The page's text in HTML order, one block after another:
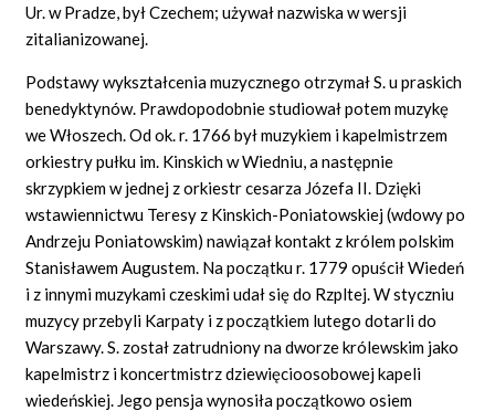
DYSKUSJA
Mapa
Ur. w Pradze, był Czechem; używał nazwiska w wersji
zitalianizowanej.
Podstawy wykształcenia muzycznego otrzymał S. u praskich
benedyktynów. Prawdopodobnie studiował potem muzykę
we Włoszech. Od ok. r. 1766 był muzykiem i kapelmistrzem
orkiestry pułku im. Kinskich w Wiedniu, a następnie
skrzypkiem w jednej z orkiestr cesarza Józefa II. Dzięki
wstawiennictwu Teresy z Kinskich-Poniatowskiej (wdowy po
Andrzeju Poniatowskim) nawiązał kontakt z królem polskim
Stanisławem Augustem. Na początku r. 1779 opuścił Wiedeń
i z innymi muzykami czeskimi udał się do Rzpltej. W styczniu
muzycy przebyli Karpaty i z początkiem lutego dotarli do
Warszawy. S. został zatrudniony na dworze królewskim jako
kapelmistrz i koncertmistrz dziewięcioosobowej kapeli
wiedeńskiej. Jego pensja wynosiła początkowo osiem